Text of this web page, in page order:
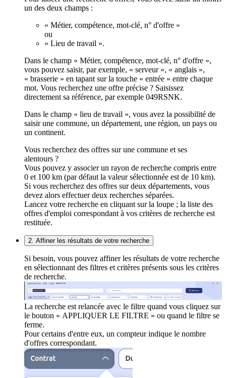
un des deux champs :
« Métier, compétence, mot-clé, n° d'offre »
ou
« Lieu de travail ».
Dans le champ « Métier, compétence, mot-clé, n° d'offre »,
vous pouvez saisir, par exemple, « serveur », « anglais »,
« brasserie » en tapant sur la touche « entrée » entre chaque
mot. Vous recherchez une offre précise ? Saisissez
directement sa référence, par exemple 049RSNK.
Dans le champ « lieu de travail », vous avez la possibilité de
saisir une commune, un département, une région, un pays ou
un continent.
Vous recherchez des offres sur une commune et ses
alentours ?
Vous pouvez y associer un rayon de recherche compris entre
0 et 100 km (par défaut la valeur sélectionnée est de 10 km).
Si vous recherchez des offres sur deux départements, vous
devez alors effectuer deux recherches séparées.
Lancez votre recherche en cliquant sur la loupe ; la liste des
offres d'emploi correspondant à vos critères de recherche est
restituée.
2. Affiner les résultats de votre recherche
Si besoin, vous pouvez affiner les résultats de votre recherche
en sélectionnant des filtres et critères présents sous les critères
de recherche.
La recherche est relancée avec le filtre quand vous cliquez sur
le bouton « APPLIQUER LE FILTRE » ou quand le filtre se
ferme.
Pour certains d'entre eux, un compteur indique le nombre
d'offres correspondant.